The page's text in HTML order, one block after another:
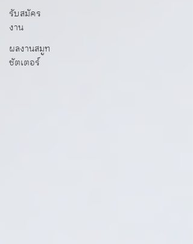
รับสมัคร
งาน
ผลงานสมูท
ชัตเตอร์